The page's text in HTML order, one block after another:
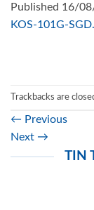
Published 16/
KOS-101G-
Trackbacks are
← Previous
Next →
TIN